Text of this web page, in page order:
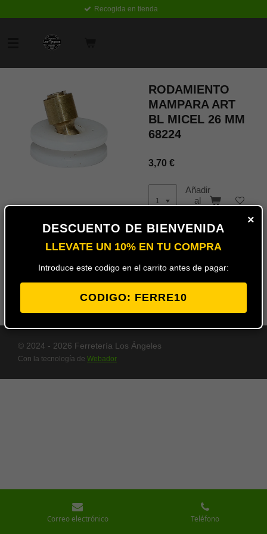
Recogida en tienda
RODAMIENTO
MAMPARA ART
BL MICEL 26 MM
68224
3,70 €
Añadir
al
Rodamiento para mampara de
rueda en color blanco.
© 2024 - 2026 Ferretería Los Ángeles
Con la tecnología de Webador
Correo electrónico Teléfono
×
DESCUENTO DE BIENVENIDA
LLEVATE UN 10% EN TU COMPRA
Introduce este codigo en el carrito antes de pagar:
CODIGO: FERRE10